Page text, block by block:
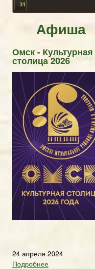
31
Афиша
Омск - Культурная
столица 2026
24 апреля 2024
Подробнее